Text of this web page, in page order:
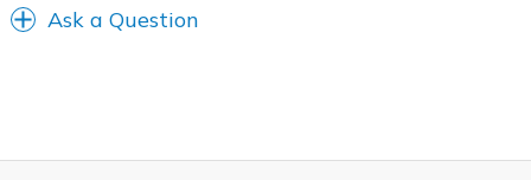
Ask a Question